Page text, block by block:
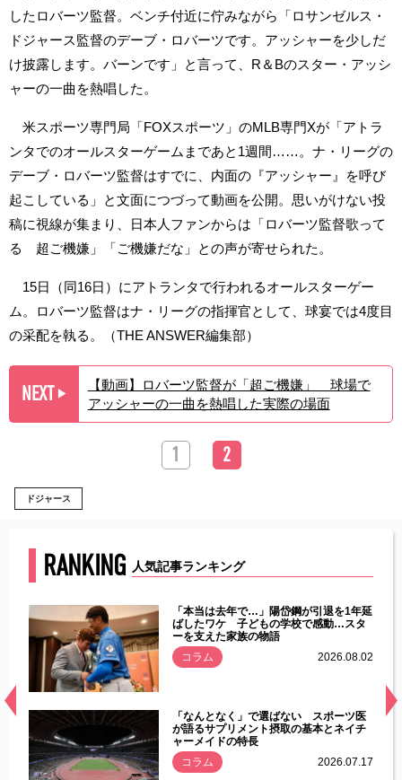
したロバーツ監督。ベンチ付近に佇みながら「ロサンゼルス・
ドジャース監督のデーブ・ロバーツです。アッシャーを少しだ
け披露します。バーンです」と言って、R＆Bのスター・アッシ
ャーの一曲を熱唱した。
米スポーツ専門局「FOXスポーツ」のMLB専門Xが「アトラ
ンタでのオールスターゲームまであと1週間……。ナ・リーグの
デーブ・ロバーツ監督はすでに、内面の『アッシャー』を呼び
起こしている」と文面につづって動画を公開。思いがけない投
稿に視線が集まり、日本人ファンからは「ロバーツ監督歌って
る 超ご機嫌」「ご機嫌だな」との声が寄せられた。
15日（同16日）にアトランタで行われるオールスターゲー
ム。ロバーツ監督はナ・リーグの指揮官として、球宴では4度目
の采配を執る。（THE ANSWER編集部）
NEXT ▶︎
【動画】ロバーツ監督が「超ご機嫌」 球場で
アッシャーの一曲を熱唱した実際の場面
1 2
ドジャース
RANKING 人気記事ランキング
常
「本当は去年で…」陽岱鋼が引退を1年延
ばしたワケ 子どもの学校で感動…スタ
ーを支えた家族の物語
コラム
2026.08.02
「なんとなく」で選ばない スポーツ医
が語るサプリメント摂取の基本とネイチ
ャーメイドの特長
コラム
2026.07.17